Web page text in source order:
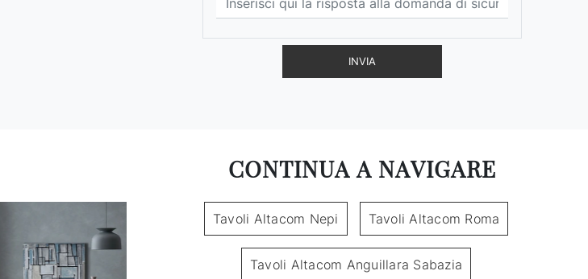
INVIA
CONTINUA A NAVIGARE
Tavoli Altacom Nepi Tavoli Altacom Roma
Tavoli Altacom Anguillara Sabazia